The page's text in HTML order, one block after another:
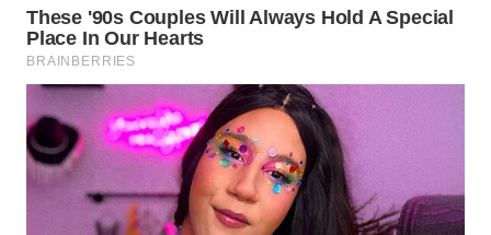
UTARA
WN
SAMOSIR
WN
PADANG
LAWAS